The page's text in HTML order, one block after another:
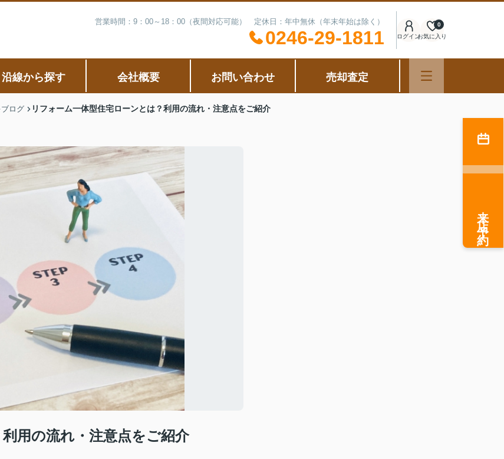
営業時間：9：00～18：00（夜間対応可能） 定休日：年中無休（年末年始は除く）
0246-29-1811 ログインお気に入り
0
沿線から探す 会社概要 お問い合わせ 売却査定
ブログ リフォーム一体型住宅ローンとは？利用の流れ・注意点をご紹介
用の流れ・注意点をご紹介
来店予約